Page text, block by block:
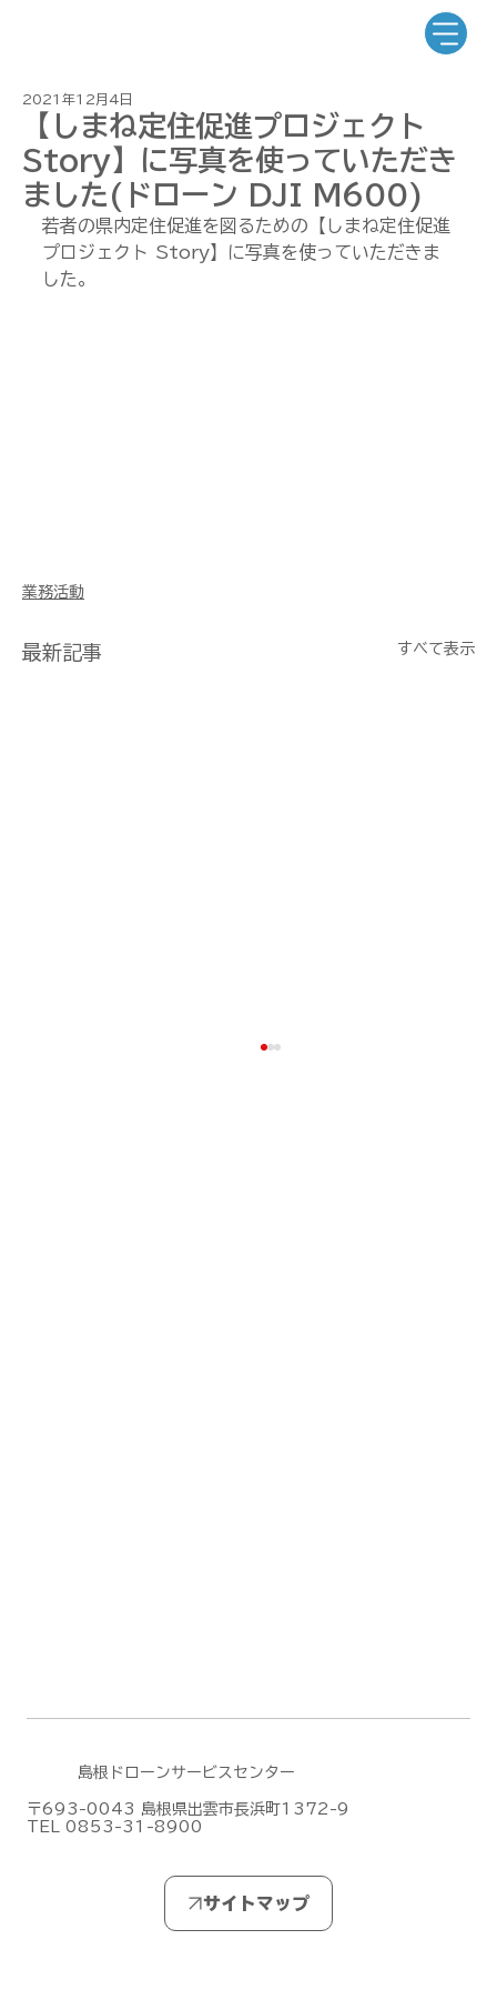
【しまね定住促進プロジェクト
Story】に写真を使っていただき
ました(ドローン DJI M600)
2021年12月4日
若者の県内定住促進を図るための【しまね定住促進
プロジェクト Story】に写真を使っていただきま
した。
業務活動
最新記事 すべて表示
島根ドローンサービスセンター
〒693-0043 島根県出雲市長浜町1372-9
TEL 0853-31-8900